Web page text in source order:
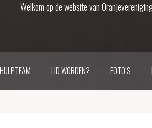
Welkom op de website van
LID WORDEN? FOTO’S